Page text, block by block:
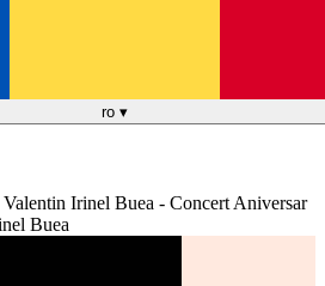
ro ▾
Valentin Irinel Buea - Concert Aniversar
Buea